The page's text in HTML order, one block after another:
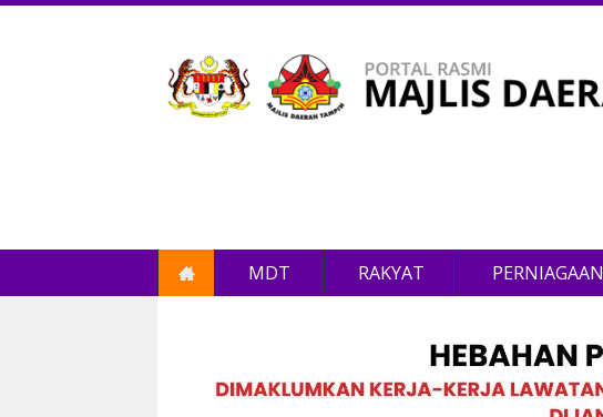
MDT RAKYAT PERNIAGAAN